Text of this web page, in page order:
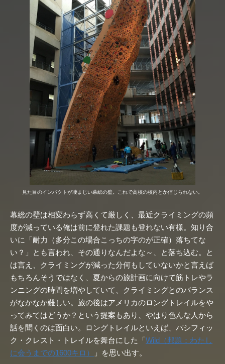
見た目のインパクトが凄まじい幕総の壁。これで高校の校内とか信じられない。
幕総の壁は相変わらず高くて厳しく、最近クライミングの頻
度が減っている俺は前に登れた課題も登れない有様。知り合
いに「耐力（多分この場合こっちの字のが正確）落ちてな
い？」とも言われ、その通りなんだよな～、と落ち込む。と
は言え、クライミングが減った分何もしていないかと言えば
もちろんそうではなく、 夏からの旅計画に向けて筋トレやラ
ンニングの時間を増やしていて、クライミングとのバランス
がなかなか難しい。旅の後はアメリカのロングトレイルをや
ってみてはどうか？という提案もあり、やはり色んな人から
話を聞くのは面白い。ロングトレイルといえば、パシフィッ
ク・クレスト・トレイルを舞台にした「Wild（邦題：わたし
に会うまでの1600キロ）
」を思い出す。